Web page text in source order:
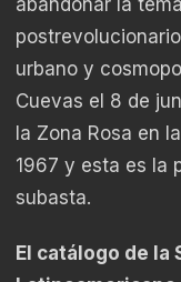
urbano y
Cuevas el 8 de
la Zona Rosa en
1967 y esta es la
subasta.
El catálogo de la